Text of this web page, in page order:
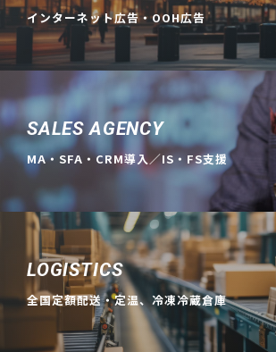
インターネット広告・OOH広告
SALES AGENCY
MA・SFA・CRM導入／IS・FS支援
LOGISTICS
全国定額配送・定温、冷凍冷蔵倉庫